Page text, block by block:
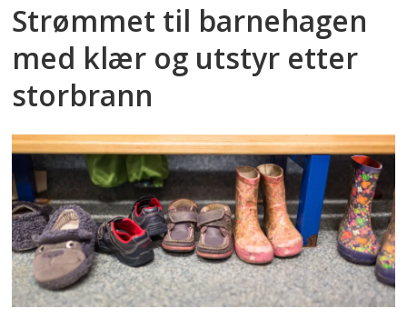
Strømmet til barnehagen
med klær og utstyr etter
storbrann